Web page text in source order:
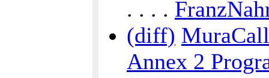
. . . .
(diff)
Annex 2